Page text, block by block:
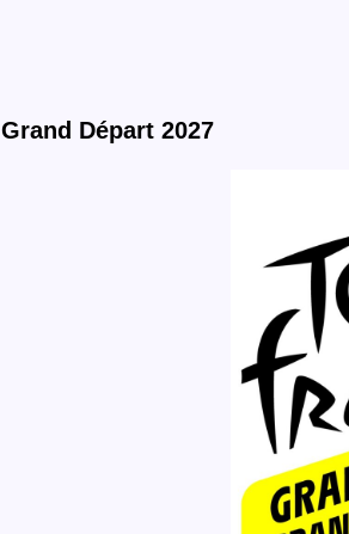
Grand Départ 2027